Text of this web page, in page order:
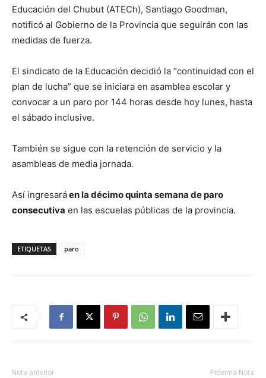
Educación del Chubut (ATECh), Santiago Goodman,
notificó al Gobierno de la Provincia que seguirán con las
medidas de fuerza.
El sindicato de la Educación decidió la “continuidad con el
plan de lucha” que se iniciara en asamblea escolar y
convocar a un paro por 144 horas desde hoy lunes, hasta
el sábado inclusive.
También se sigue con la retención de servicio y la
asambleas de media jornada.
Así ingresaráen la décimo quinta semana de paro
consecutiva en las escuelas públicas de la provincia.
ETIQUETAS paro
Nota anterior Próxima Nota